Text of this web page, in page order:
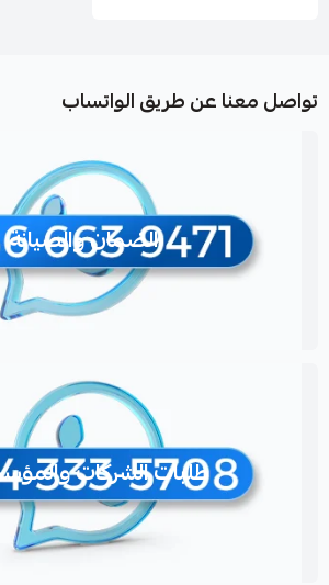
تواصل معنا عن طريق الواتساب
الضمان والصيانة
طلبات الشركات